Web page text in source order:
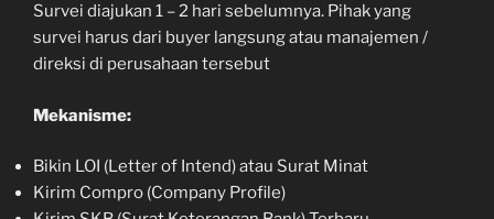
Survei diajukan 1 – 2 hari sebelumnya. Pihak yang
survei harus dari buyer langsung atau manajemen /
direksi di perusahaan tersebut
Mekanisme:
Bikin LOI (Letter of Intend) atau Surat Minat
Kirim Compro (Company Profile)